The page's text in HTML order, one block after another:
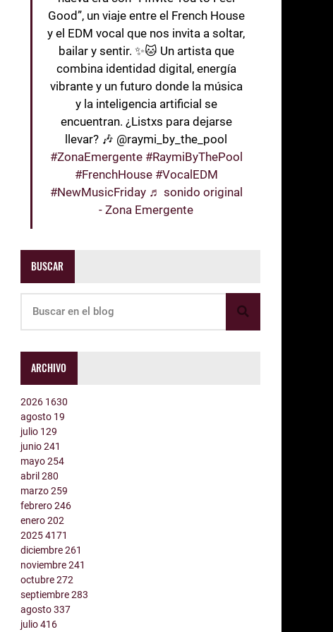
Good”, un viaje entre el French House
y el EDM vocal que nos invita a soltar,
bailar y sentir. ✨🐱 Un artista que
combina identidad digital, energía
vibrante y un futuro donde la música
y la inteligencia artificial se
encuentran. ¿Listxs para dejarse
llevar? 🎶 @raymi_by_the_pool
#ZonaEmergente #RaymiByThePool
#FrenchHouse #VocalEDM
#NewMusicFriday ♬ sonido original
- Zona Emergente
BUSCAR
ARCHIVO
2026 1630
agosto 19
julio 129
junio241
mayo254
abril280
marzo259
febrero246
enero202
20254171
diciembre261
noviembre241
octubre272
septiembre283
agosto337
julio416